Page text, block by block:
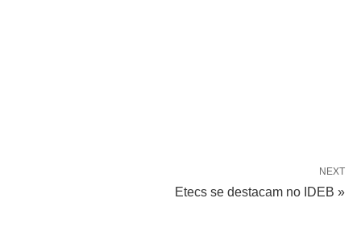
NEXT
Etecs se destacam no IDEB »